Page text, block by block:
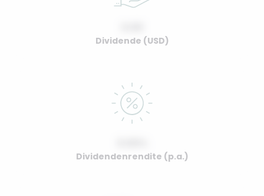
Dividende (USD)
Dividendenrendite (p.a.)